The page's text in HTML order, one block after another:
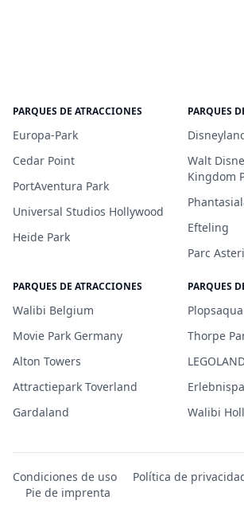
PARQUES DE ATRACCIONES
Europa-Park
Cedar Point
PortAventura Park
Universal Studios Hollywood
Heide Park
PARQUES
Walt
Kingdom
Efteling
Parc
PARQUES DE ATRACCIONES
Walibi Belgium
Movie Park Germany
Alton Towers
Attractiepark Toverland
Gardaland
PARQUES
Thorpe
Walibi
Condiciones de uso
Política de
Pie de imprenta